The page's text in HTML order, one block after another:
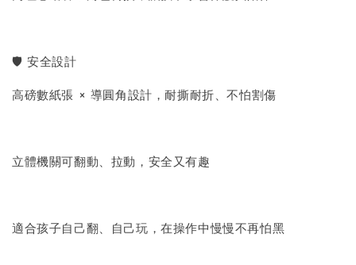
🛡 安全設計
高磅數紙張 × 導圓角設計，耐撕耐折、不怕割傷
立體機關可翻動、拉動，安全又有趣
適合孩子自己翻、自己玩，在操作中慢慢不再怕黑